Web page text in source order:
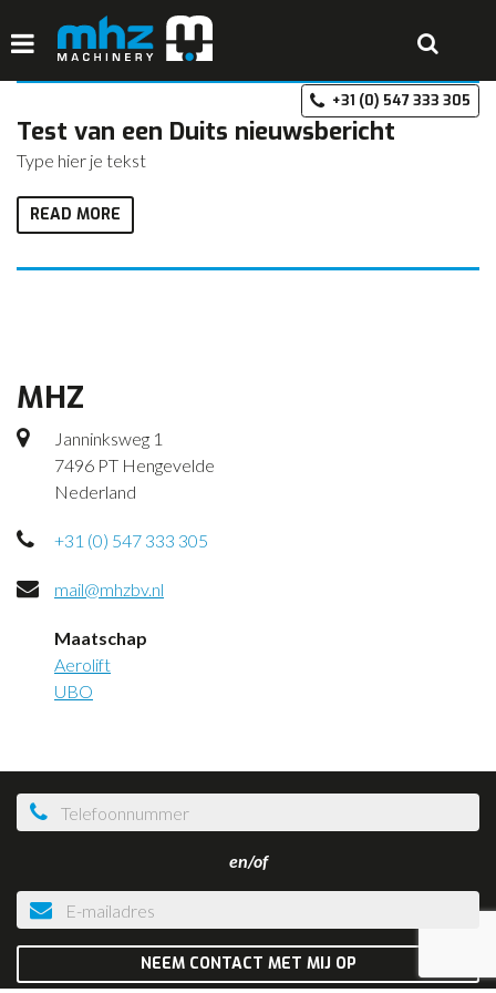
HOME
PRODUCTEN
MACHINEVERHUUR
REFERENTIES
VACATURES
OFFERTE
CONTACT
Nieuws & Events
Test van een Duits nieuwsbericht
Type hier je tekst
READ MORE
MHZ
Janninksweg 1
7496 PT Hengevelde
Nederland
+31 (0) 547 333 305
mail@mhzbv.nl
Maatschap
Aerolift
UBO
en/of
NEEM CONTACT MET MIJ OP